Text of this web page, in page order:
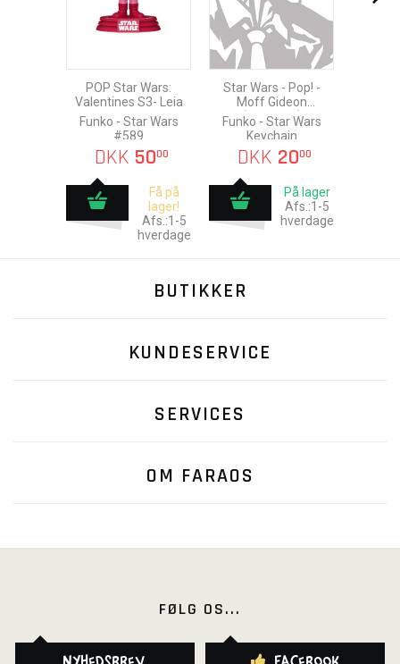
POP Star Wars:
Valentines S3- Leia
Funko - Star Wars
#589
DKK 5000
Få på
lager!
Afs.:1-5
hverdage
Star Wars - Pop! -
Moff Gideon
(Keychain)
Funko - Star Wars
Keychain
DKK 2000
På lager
Afs.:1-5
hverdage
BUTIKKER
KUNDESERVICE
SERVICES
OM FARAOS
FØLG OS...